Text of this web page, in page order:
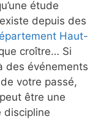
étude
depuis des
Haut-
croître… Si
des événements
votre passé,
être une
discipline